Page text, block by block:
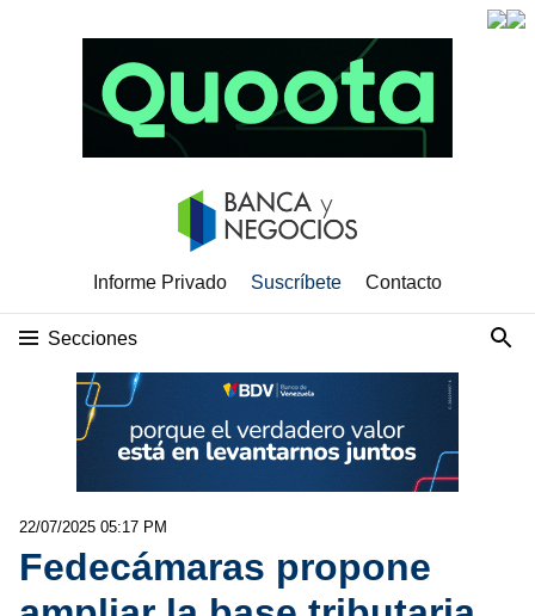
Informe Privado Suscríbete Contacto
Secciones
22/07/2025 05:17 PM
Fedecámaras propone